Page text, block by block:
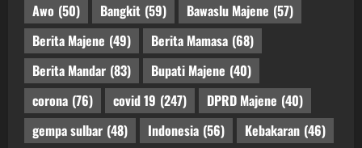
Awo (50) Bangkit (59) Bawaslu Majene (57)
Berita Majene (49) Berita Mamasa (68)
Berita Mandar (83) Bupati Majene (40)
corona (76) covid 19 (247) DPRD Majene (40)
gempa sulbar (48) Indonesia (56) Kebakaran (46)